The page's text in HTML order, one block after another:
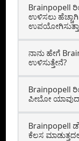
Brainpopell
ಉಳಿಸಲು
ನಾನು ಹೇಗೆ
ಉಳಿಸುತ್ತೇನೆ?
Brainpopell
ಪೀಬೋ
ಕೆಲಸ